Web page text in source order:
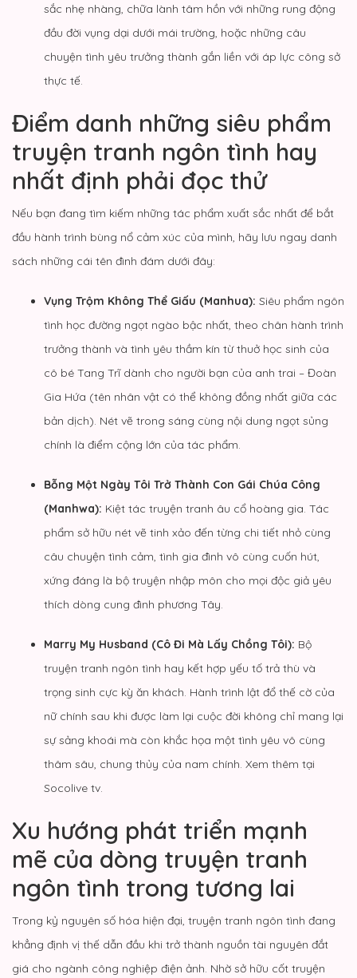
sắc nhẹ nhàng, chữa lành tâm hồn với những rung động
đầu đời vụng dại dưới mái trường, hoặc những câu
chuyện tình yêu trưởng thành gắn liền với áp lực công sở
thực tế.
Điểm danh những siêu phẩm
truyện tranh ngôn tình hay
nhất định phải đọc thử
Nếu bạn đang tìm kiếm những tác phẩm xuất sắc nhất để bắt
đầu hành trình bùng nổ cảm xúc của mình, hãy lưu ngay danh
sách những cái tên đình đám dưới đây:
Vụng Trộm Không Thể Giấu (Manhua): Siêu phẩm ngôn
tình học đường ngọt ngào bậc nhất, theo chân hành trình
trưởng thành và tình yêu thầm kín từ thuở học sinh của
cô bé Tang Trĩ dành cho người bạn của anh trai – Đoàn
Gia Hứa (tên nhân vật có thể không đồng nhất giữa các
bản dịch). Nét vẽ trong sáng cùng nội dung ngọt sủng
chính là điểm cộng lớn của tác phẩm.
Bỗng Một Ngày Tôi Trở Thành Con Gái Chúa Công
(Manhwa): Kiệt tác truyện tranh âu cổ hoàng gia. Tác
phẩm sở hữu nét vẽ tinh xảo đến từng chi tiết nhỏ cùng
câu chuyện tình cảm, tình gia đình vô cùng cuốn hút,
xứng đáng là bộ truyện nhập môn cho mọi độc giả yêu
thích dòng cung đình phương Tây.
Marry My Husband (Cô Đi Mà Lấy Chồng Tôi): Bộ
truyện tranh ngôn tình hay kết hợp yếu tố trả thù và
trọng sinh cực kỳ ăn khách. Hành trình lật đổ thế cờ của
nữ chính sau khi được làm lại cuộc đời không chỉ mang lại
sự sảng khoái mà còn khắc họa một tình yêu vô cùng
thâm sâu, chung thủy của nam chính. Xem thêm tại
Socolive tv.
Xu hướng phát triển mạnh
mẽ của dòng truyện tranh
ngôn tình trong tương lai
Trong kỷ nguyên số hóa hiện đại, truyện tranh ngôn tình đang
khẳng định vị thế dẫn đầu khi trở thành nguồn tài nguyên đắt
giá cho ngành công nghiệp điện ảnh. Nhờ sở hữu cốt truyện